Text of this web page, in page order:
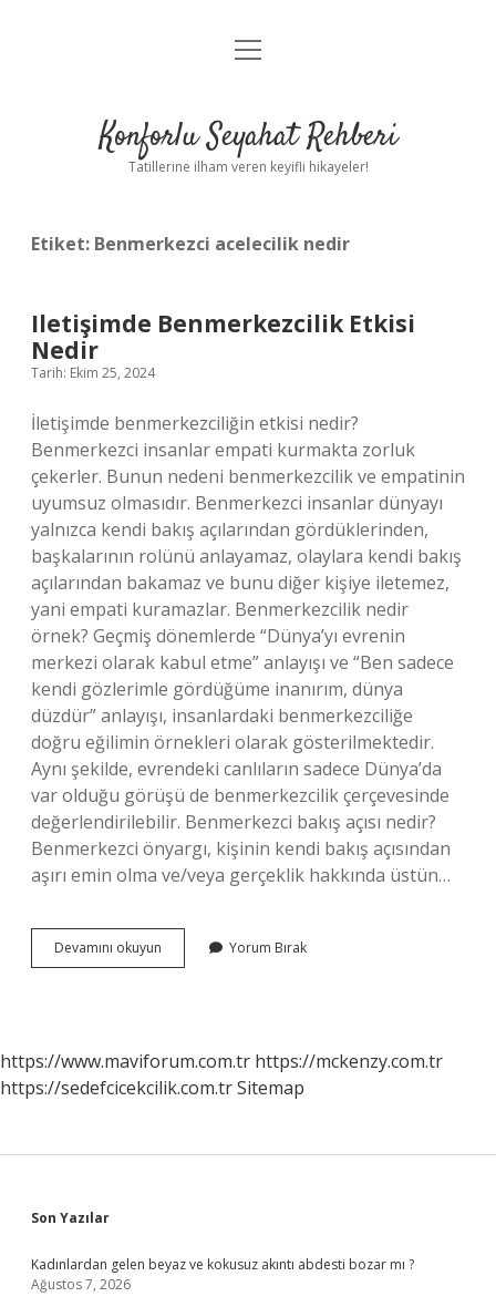
Anasayfa
Yasal Uyarı
menüyü
Konforlu Seyahat Rehberi
Tatillerine ilham veren keyifli hikayeler!
Etiket: Benmerkezci acelecilik nedir
Iletişimde Benmerkezcilik Etkisi
Nedir
Tarih: Ekim 25, 2024
İletişimde benmerkezciliğin etkisi nedir?
Benmerkezci insanlar empati kurmakta zorluk
çekerler. Bunun nedeni benmerkezcilik ve empatinin
uyumsuz olmasıdır. Benmerkezci insanlar dünyayı
yalnızca kendi bakış açılarından gördüklerinden,
başkalarının rolünü anlayamaz, olaylara kendi bakış
açılarından bakamaz ve bunu diğer kişiye iletemez,
yani empati kuramazlar. Benmerkezcilik nedir
örnek? Geçmiş dönemlerde “Dünya’yı evrenin
merkezi olarak kabul etme” anlayışı ve “Ben sadece
kendi gözlerimle gördüğüme inanırım, dünya
düzdür” anlayışı, insanlardaki benmerkezciliğe
doğru eğilimin örnekleri olarak gösterilmektedir.
Aynı şekilde, evrendeki canlıların sadece Dünya’da
var olduğu görüşü de benmerkezcilik çerçevesinde
değerlendirilebilir. Benmerkezci bakış açısı nedir?
Benmerkezci önyargı, kişinin kendi bakış açısından
aşırı emin olma ve/veya gerçeklik hakkında üstün…
Devamını okuyun Iletişimde
Benmerkezcilik
Yorum Bırak
https://www.maviforum.com.tr https://mckenzy.com.tr
https://sedefcicekcilik.com.trSitemap
Sidebar
Son Yazılar
Kadınlardan gelen beyaz ve kokusuz akıntı abdesti bozar mı ?
Ağustos 7, 2026